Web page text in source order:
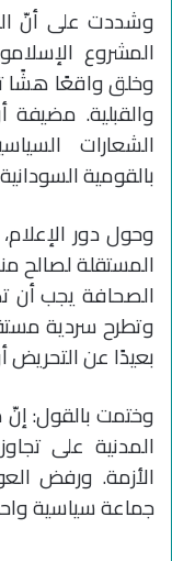
وشددت على أنّ
المشروع
وخلق واقعًا هشًا
والقبلية.
الشعارات
بالقومية
وحول دور
المستقلة لصالح
الصحافة يجب أن
وتطرح سردية
بعيدًا عن التحريض
وختمت بالقول:
المدنية على
الأزمة. ورفض
جماعة سياسية